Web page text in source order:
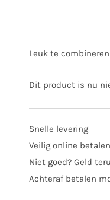
Leuk te
Dit product is nu
Snelle levering
Veilig online betalen
Niet goed? Geld
Achteraf betalen